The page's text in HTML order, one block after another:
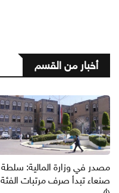
أخبار من القسم
مصدر في وزارة المالية: سلطة
صنعاء تبدأ صرف مرتبات الفئة